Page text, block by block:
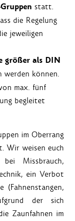
statt.
die Regelung
jeweiligen
größer als DIN
werden können.
max. fünf
begleitet
im Oberrang
Wir weisen euch
Missbrauch,
ein Verbot
(Fahnenstangen,
der sich
Zaunfahnen im